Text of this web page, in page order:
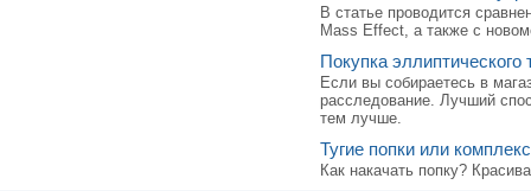
В статье проводится
Mass Effect, а также c
Покупка
Если вы собираетесь в
расследование. Лучший
тем лучше.
Тугие попки или
Как накачать попку?